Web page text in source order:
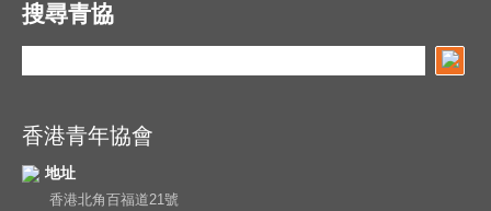
搜尋青協
香港青年協會
地址
香港北角百福道21號